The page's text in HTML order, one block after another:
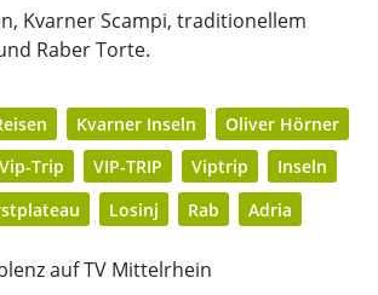
Kvarner Scampi, traditionellem
Raber Torte.
Kvarner Inseln
Oliver Hörner
Vip-Trip VIP-TRIP Viptrip
Inseln
Losinj Rab Adria
auf TV Mittelrhein